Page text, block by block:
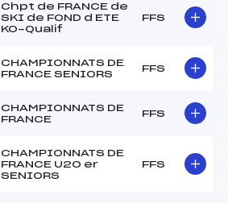
Chpt de FRANCE de
SKI de FOND d ETE
KO-Qualif
FFS
CHAMPIONNATS DE
FRANCE SENIORS
FFS
CHAMPIONNATS DE
FRANCE
FFS
CHAMPIONNATS DE
FRANCE U20 er
SENIORS
FFS